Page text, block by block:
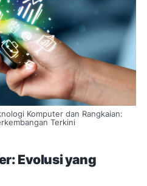
Komputer dan Rangkaian:
Terkini
Evolusi yang